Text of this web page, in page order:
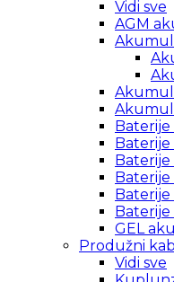
Vidi sve
AGM
Baterije
Baterije
Baterije
Baterije
Baterije
GEL
Produžni
Vidi sve